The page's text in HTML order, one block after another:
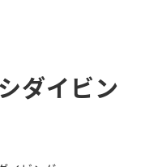
ダイビン